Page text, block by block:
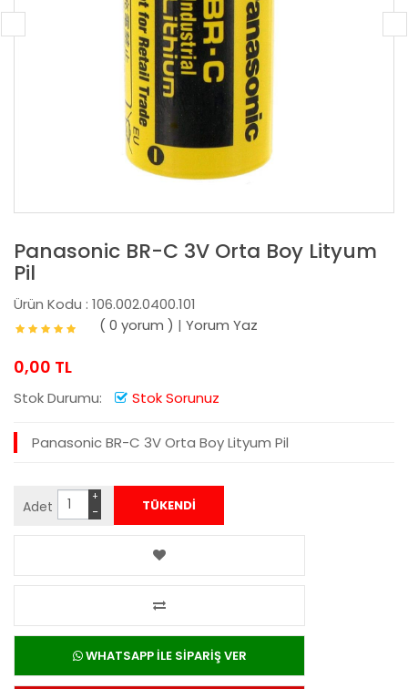
Panasonic BR-C 3V Orta Boy Lityum
Pil
Ürün Kodu : 106.002.0400.101
( 0 yorum ) | Yorum Yaz
0,00 TL
Stok Durumu: Stok Sorunuz
Panasonic BR-C 3V Orta Boy Lityum Pil
Adet −
+
WHATSAPP İLE SİPARİŞ VER